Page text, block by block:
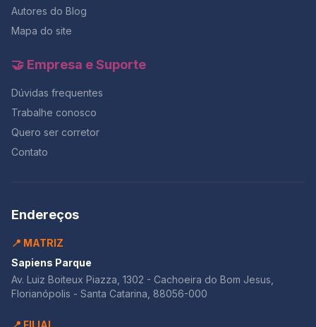
Autores do Blog
Mapa do site
🤝 Empresa e Suporte
Dúvidas frequentes
Trabalhe conosco
Quero ser corretor
Contato
Endereços
📍 MATRIZ
Sapiens Parque
Av. Luiz Boiteux Piazza, 1302 - Cachoeira do Bom Jesus,
Florianópolis - Santa Catarina, 88056-000
📍 FILIAL